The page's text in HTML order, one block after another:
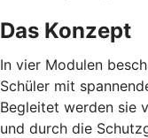
Das Konzept
In vier Modulen
Schüler mit
Begleitet werden sie
und durch die